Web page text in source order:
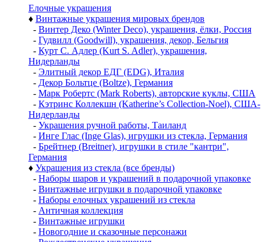
Елочные украшения
♦ Винтажные украшения мировых брендов
- Винтер Деко (Winter Deco), украшения, ёлки, Россия
- Гудвилл (Goodwill), украшения, декор, Бельгия
- Курт С. Адлер (Kurt S. Adler), украшения,
Нидерланды
- Элитный декор ЕДГ (EDG), Италия
- Декор Больтце (Boltze), Германия
- Марк Робертс (Mark Roberts), авторские куклы, США
- Кэтринс Коллекшн (Katherine’s Collection-Noel), США-
Нидерланды
- Украшения ручной работы, Таиланд
- Инге Глас (Inge Glas), игрушки из стекла, Германия
- Брейтнер (Breitner), игрушки в стиле "кантри",
Германия
♦ Украшения из стекла (все бренды)
- Наборы шаров и украшений в подарочной упаковке
- Винтажные игрушки в подарочной упаковке
- Наборы елочных украшений из стекла
- Античная коллекция
- Винтажные игрушки
- Новогодние и сказочные персонажи